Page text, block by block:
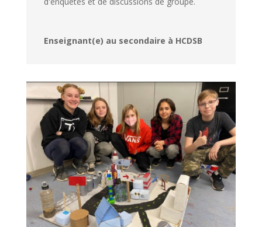
Enseignant(e) au secondaire à HCDSB